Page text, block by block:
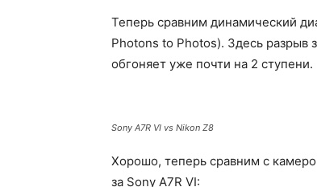
Теперь сравним динамический
Photons to Photos). Здесь разрыв
обгоняет уже почти на 2 ступени.
Sony A7R VI vs Nikon Z8
Хорошо, теперь сравним с
за Sony A7R VI: